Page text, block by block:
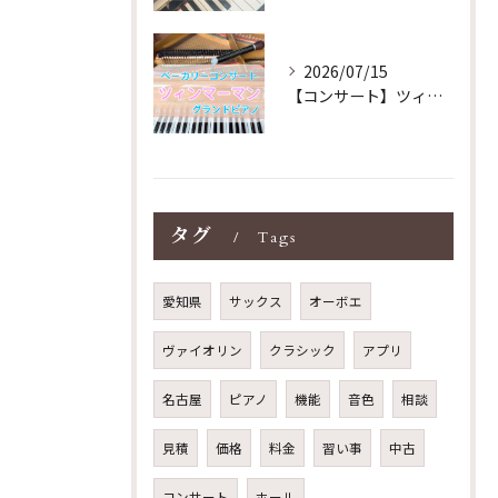
2026/07/15
【コンサート】ツィンマーマンのグランドピアノ♪木目猫足グラン...
タグ Tags
愛知県 サックス オーボエ
ヴァイオリン クラシック アプリ
名古屋 ピアノ 機能 音色 相談
見積 価格 料金 習い事 中古